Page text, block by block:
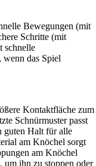
Bewegungen (mit
Schritte (mit
schnelle
das Spiel
Kontaktfläche zum
Schnürmuster passt
guten Halt für alle
am Knöchel sorgt
am Knöchel
um ihn zu stoppen oder